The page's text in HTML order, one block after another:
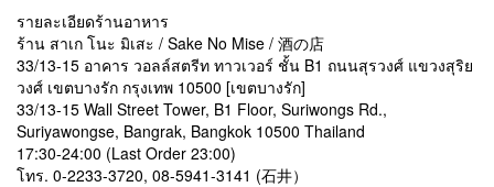
รายละเอียดร้านอาหาร
ร้าน สาเก โนะ มิเสะ / Sake No Mise / 酒の店
33/13-15 อาคาร วอลล์สตรีท ทาวเวอร์ ชั้น B1 ถนนสุรวงศ์ แขวงสุริย
วงศ์ เขตบางรัก กรุงเทพ 10500 [เขตบางรัก]
33/13-15 Wall Street Tower, B1 Floor, Suriwongs Rd.,
Suriyawongse, Bangrak, Bangkok 10500 Thailand
17:30-24:00 (Last Order 23:00)
โทร. 0-2233-3720, 08-5941-3141 (石井）